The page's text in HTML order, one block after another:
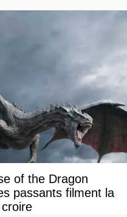
of the Dragon
passants filment la